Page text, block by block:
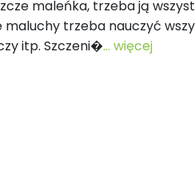
maleńka, trzeba ją
maluchy trzeba nauczyć
itp. Szczeni�... więcej